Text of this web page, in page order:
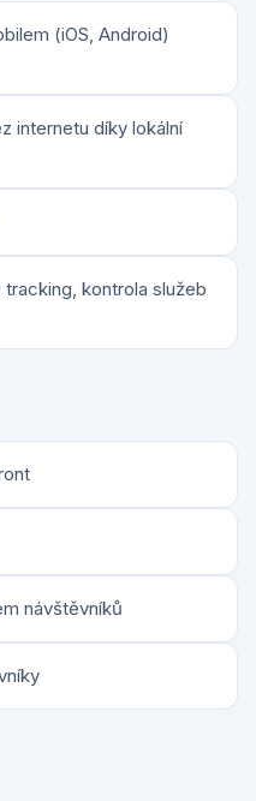
(iOS, Android)
internetu díky lokální
kontrola služeb
návštěvníků